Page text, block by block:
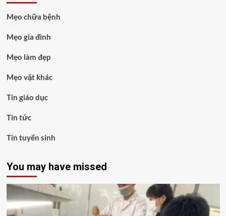
Mẹo chữa bệnh
Mẹo gia đình
Mẹo làm đẹp
Mẹo vặt khác
Tin giáo dục
Tin tức
Tin tuyển sinh
You may have missed